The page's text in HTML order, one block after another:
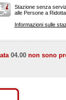
Stazione senza
alle Persone a
Informazioni sulle
04.00 non sono